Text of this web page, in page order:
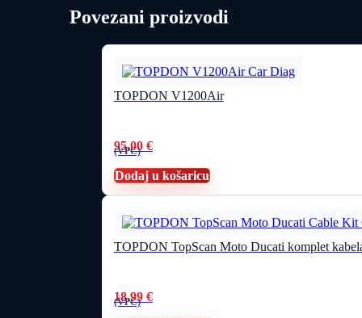
Povezani proizvodi
TOPDON V1200Air
95,00 €
(VPC)
Dodaj u košaricu
TOPDON TopScan Moto Ducati komplet
18,99 €
(VPC)